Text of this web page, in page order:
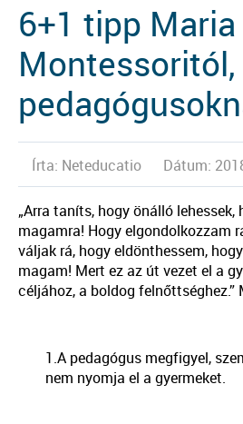
6+1 tipp Maria
Írta: Neteducatio Dátum:
„Arra taníts, hogy önálló lehessek,
magamra! Hogy elgondolkozzam
váljak rá, hogy eldönthessem,
magam! Mert ez az út vezet el a
céljához, a boldog felnőttséghez.”
1.A pedagógus megfigyel,
nem nyomja el a gyermeket.